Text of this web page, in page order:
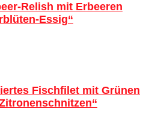
Relish mit Erbeeren
Essig“
Fischfilet mit Grünen